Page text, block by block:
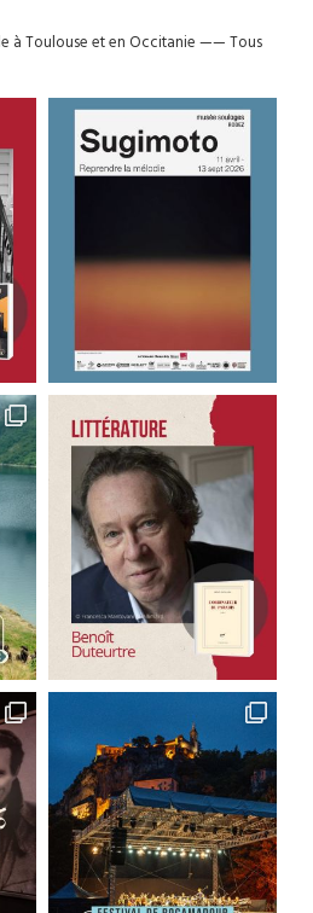
à Toulouse et en Occitanie——Tous